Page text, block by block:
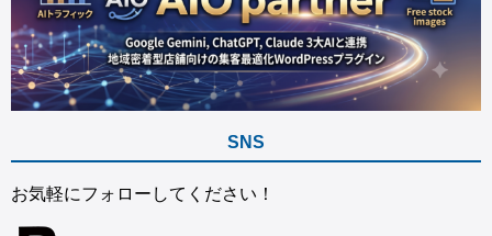
SNS
お気軽にフォローしてください！